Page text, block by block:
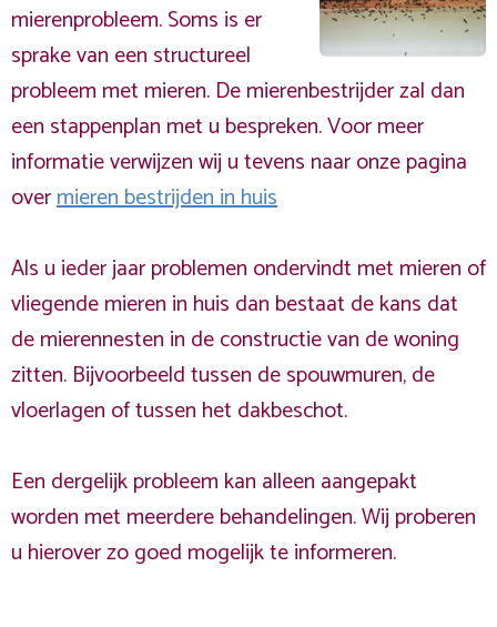
mierenprobleem. Soms is er
sprake van een structureel
probleem met mieren. De mierenbestrijder zal dan
een stappenplan met u bespreken. Voor meer
informatie verwijzen wij u tevens naar onze pagina
overmieren bestrijden in huis
Als u ieder jaar problemen ondervindt met mieren of
vliegende mieren in huis dan bestaat de kans dat
de mierennesten in de constructie van de woning
zitten. Bijvoorbeeld tussen de spouwmuren, de
vloerlagen of tussen het dakbeschot.
Een dergelijk probleem kan alleen aangepakt
worden met meerdere behandelingen. Wij proberen
u hierover zo goed mogelijk te informeren.